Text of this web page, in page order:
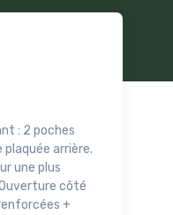
: 2 poches
arrière.
une plus
côté
+